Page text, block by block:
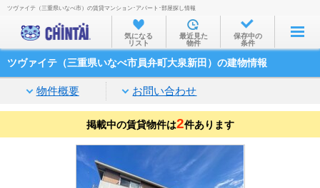
お部屋を探す
沿線・駅から
家賃相場から
通勤通学時間から
ツヴァイテ（三重県いなべ市）の賃貸マンション･アパート･部屋探し情報
気になる
リスト
最近見た
物件
保存中の
条件
ツヴァイテ（三重県いなべ市員弁町大泉新田）の建物情報
物件概要 お問い合わせ
掲載中の賃貸物件は2件あります